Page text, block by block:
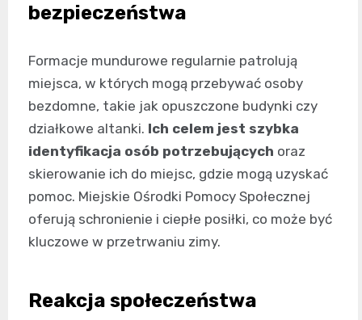
bezpieczeństwa
Formacje mundurowe regularnie patrolują
miejsca, w których mogą przebywać osoby
bezdomne, takie jak opuszczone budynki czy
działkowe altanki. Ich celem jest szybka
identyfikacja osób potrzebujących oraz
skierowanie ich do miejsc, gdzie mogą uzyskać
pomoc. Miejskie Ośrodki Pomocy Społecznej
oferują schronienie i ciepłe posiłki, co może być
kluczowe w przetrwaniu zimy.
Reakcja społeczeństwa